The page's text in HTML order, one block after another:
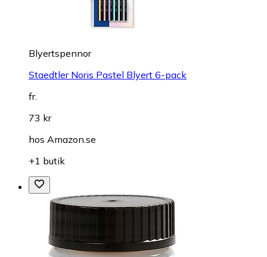
Blyertspennor
Staedtler Noris Pastel Blyert 6-pack
fr.
73 kr
hos Amazon.se
+1 butik